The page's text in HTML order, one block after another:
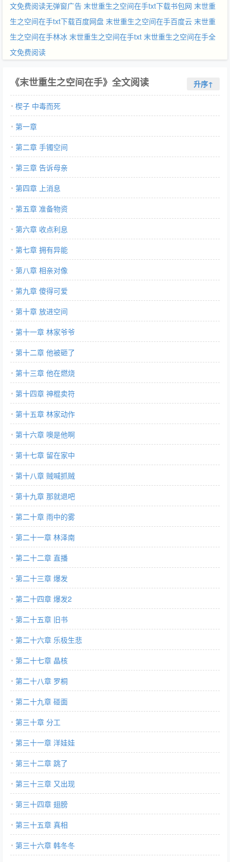
文免费阅读无弹窗广告 末世重生之空间在手txt下载书包网 末世重
生之空间在手txt下载百度网盘 末世重生之空间在手百度云 末世重
生之空间在手林冰 末世重生之空间在手txt 末世重生之空间在手全
文免费阅读
《末世重生之空间在手》全文阅读 升序↑
楔子 中毒而死
第一章
第二章 手镯空间
第三章 告诉母亲
第四章 上消息
第五章 准备物资
第六章 收点利息
第七章 拥有异能
第八章 相亲对像
第九章 傻得可爱
第十章 放进空间
第十一章 林家爷爷
第十二章 他被砸了
第十三章 他在燃烧
第十四章 神棍卖符
第十五章 林家动作
第十六章 噢是他啊
第十七章 留在家中
第十八章 贼喊抓贼
第十九章 那就退吧
第二十章 雨中的雾
第二十一章 林泽南
第二十二章 直播
第二十三章 爆发
第二十四章 爆发2
第二十五章 旧书
第二十六章 乐极生悲
第二十七章 晶核
第二十八章 罗桐
第二十九章 碰面
第三十章 分工
第三十一章 洋娃娃
第三十二章 跳了
第三十三章 又出现
第三十四章 翅膀
第三十五章 真相
第三十六章 韩冬冬